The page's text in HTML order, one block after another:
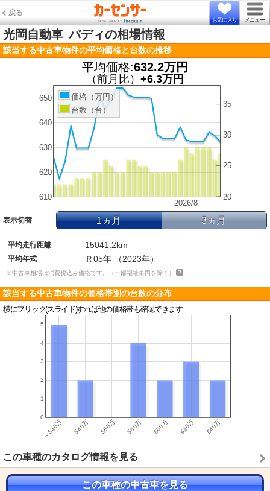
戻る
お気に入り メニュー
光岡自動車 バディの相場情報
該当する中古車物件の平均価格と台数の推移
平均価格:632.2万円
（前月比） +6.3万円
2026/8
610
620
630
640
650
20
25
30
35
価格（万円）
台数（台）
表示切替 1ヵ月 3ヵ月
平均走行距離 15041.2km
平均年式 Ｒ05年 （2023年）
※中古車相場は消費税込み価格です。（一部福祉車両を除く）
該当する中古車物件の価格帯別の台数の分布
横にフリック(スライド)すれば他の価格帯も確認できます
この車種のカタログ情報を見る
この車種の中古車を見る